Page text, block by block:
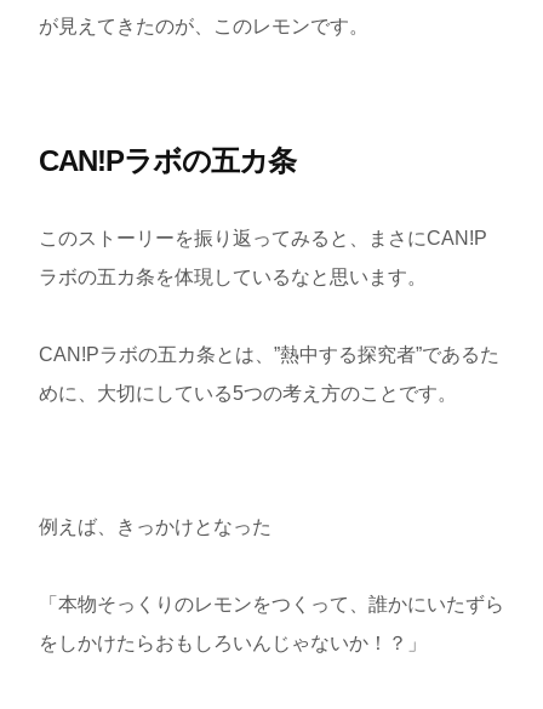
が見えてきたのが、このレモンです。
CAN!Pラボの五カ条
このストーリーを振り返ってみると、まさにCAN!P
ラボの五カ条を体現しているなと思います。
CAN!Pラボの五カ条とは、”熱中する探究者”であるた
めに、大切にしている5つの考え方のことです。
例えば、きっかけとなった
「本物そっくりのレモンをつくって、誰かにいたずら
をしかけたらおもしろいんじゃないか！？」